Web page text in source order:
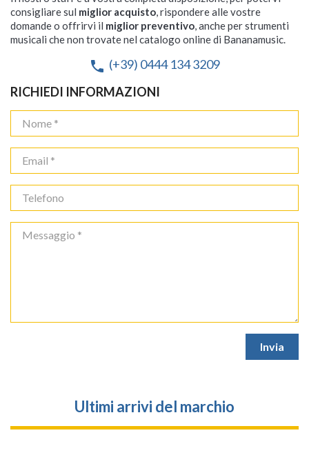
consigliare sul miglior acquisto, rispondere alle vostre
domande o offrirvi il miglior preventivo, anche per strumenti
musicali che non trovate nel catalogo online di Bananamusic.
phone (+39) 0444 134 3209
RICHIEDI INFORMAZIONI
Ultimi arrivi del marchio